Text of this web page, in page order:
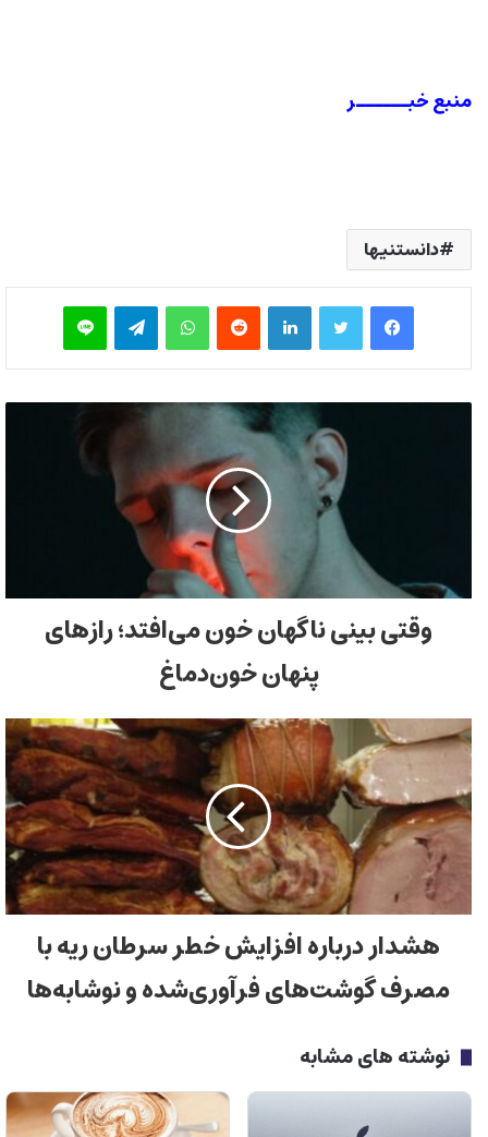
منبع خبــــــر
دانستنیها
فیس بوک توییتر لینکدین‫رددیت واتس آپ تلگرام لاین
وقتی بینی ناگهان خون می‌افتد؛ رازهای
پنهان خون‌دماغ
هشدار درباره افزایش خطر سرطان ریه با
مصرف گوشت‌های فرآوری‌شده و نوشابه‌ها
نوشته های مشابه